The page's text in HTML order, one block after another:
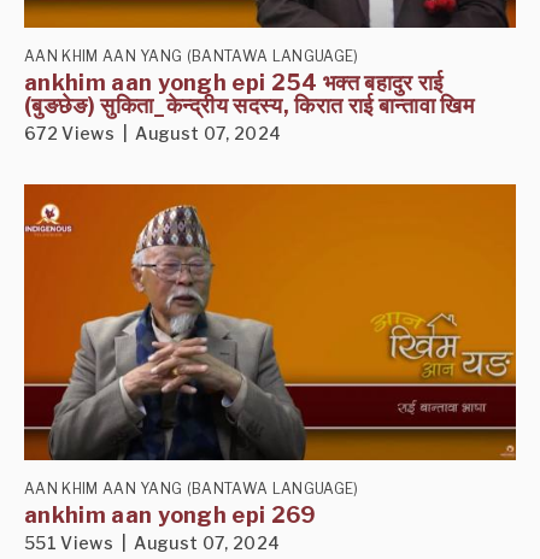
AAN KHIM AAN YANG (BANTAWA LANGUAGE)
ankhim aan yongh epi 254 भक्त बहादुर राई
(बुङछेङ) सुकिता_केन्द्रीय सदस्य, किरात राई बान्तावा खिम
672 Views | August 07, 2024
AAN KHIM AAN YANG (BANTAWA LANGUAGE)
ankhim aan yongh epi 269
551 Views | August 07, 2024